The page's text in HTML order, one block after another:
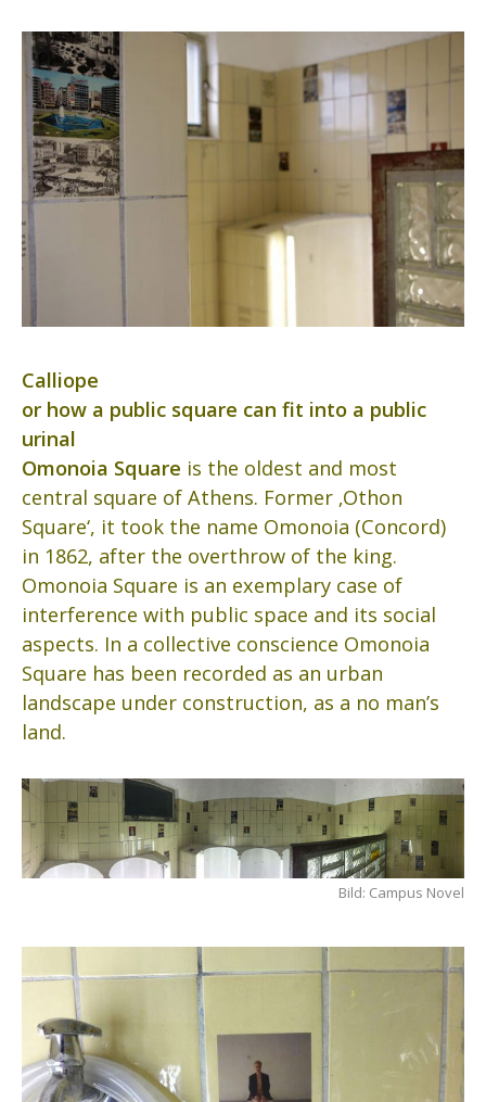
Calliope
or how a public square can fit into a public
urinal
Omonoia Square is the oldest and most
central square of Athens. Former ‚Othon
Square‘, it took the name Omonoia (Concord)
in 1862, after the overthrow of the king.
Omonoia Square is an exemplary case of
interference with public space and its social
aspects. In a collective conscience Omonoia
Square has been recorded as an urban
landscape under construction, as a no man’s
land.
Bild: Campus Novel